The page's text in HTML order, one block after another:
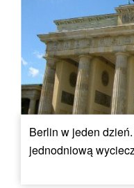
Berlin w jeden
jednodniową